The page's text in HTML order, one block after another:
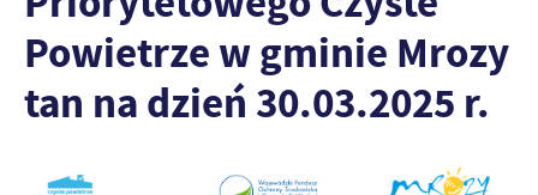
Powietrze w gminie Mrozy
tan na dzień 30.03.2025 r.